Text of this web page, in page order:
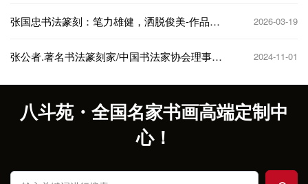
张国忠书法篆刻：笔力雄健，洒脱俊美-作品定
2026-03-19
张公者.著名书法篆刻家/中国书法家协会理事-
2024-11-01
八斗苑・全国名家书画高端定制中
心！